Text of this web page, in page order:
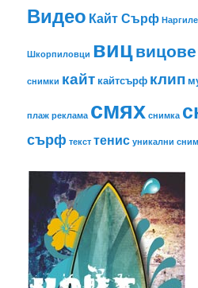
Видео Кайт Сърф Наргиле
Шкорпиловци вицвицове
снимки кайт кайтсърф клип
плаж реклама смях снимка
сърф текст тенис уникални